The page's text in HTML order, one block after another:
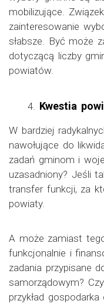
mobilizujące.
zainteresowanie
słabsze. Być może
dotyczącą liczby
powiatów.
Kwestia
W bardziej
nawołujące do
zadań gminom i
uzasadniony? Jeśli
transfer funkcji, za
powiaty.
A może zamiast
funkcjonalnie i
zadania przypisane
samorządowym?
przykład